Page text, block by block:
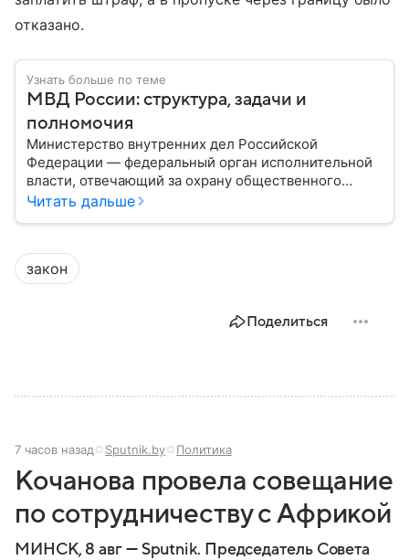
отказано.
Узнать больше по теме
МВД России: структура, задачи и
полномочия
Министерство внутренних дел Российской
Федерации — федеральный орган исполнительной
власти, отвечающий за охрану общественного
порядка, борьбу с преступностью, обеспечение
В материале рассказываем, чем занимается МВД
России, какие задачи выполняет министерство, как
Читать дальше
закон
Поделиться
7 часов назад Sputnik.by Политика
Кочанова провела совещание
по сотрудничеству с Африкой
МИНСК, 8 авг — Sputnik. Председатель Совета